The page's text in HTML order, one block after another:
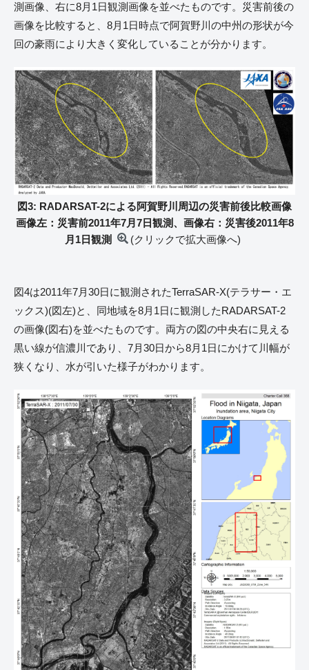
測画像、右に8月1日観測画像を並べたものです。災害前後の
画像を比較すると、8月1日時点で阿賀野川の中州の形状が今
回の豪雨により大きく変化していることが分かります。
図3: RADARSAT-2による阿賀野川周辺の災害前後比較画像
画像左：災害前2011年7月7日観測、画像右：災害後2011年8
月1日観測
(クリックで拡大画像へ)
図4は2011年7月30日に観測されたTerraSAR-X(テラサー・エ
ックス)(図左)と、同地域を8月1日に観測したRADARSAT-2
の画像(図右)を並べたものです。両方の図の中央右に見える
黒い線が信濃川であり、7月30日から8月1日にかけて川幅が
狭くなり、水が引いた様子がわかります。